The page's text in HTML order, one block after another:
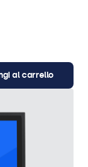
al carrello